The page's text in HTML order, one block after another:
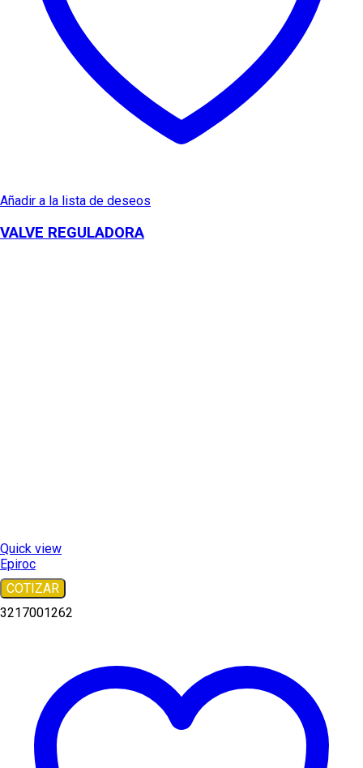
Añadir a la lista de deseos
VALVE REGULADORA
Quick view
Epiroc
COTIZAR
3217001262